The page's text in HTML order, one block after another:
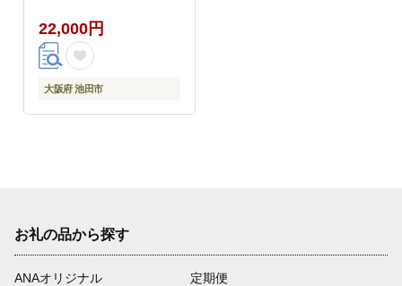
22,000円
大阪府 池田市
お礼の品から探す
ANAオリジナル
定期便